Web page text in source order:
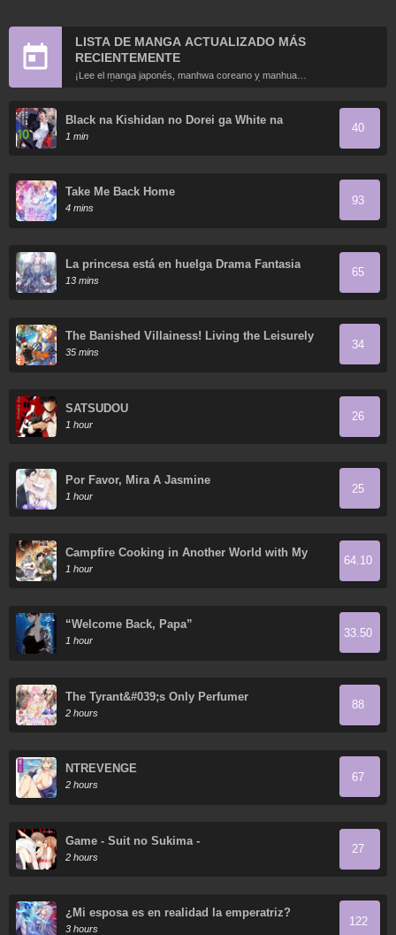
LISTA DE MANGA ACTUALIZADO MÁS
RECIENTEMENTE
¡Lee el manga japonés, manhwa coreano y manhua
chino más recientemente actualizados en línea gratis!
Black na Kishidan no Dorei ga White na
Boukensha Guild ni Hikinukarete S-Rank ni
Narimashita
1 min
40
Take Me Back Home
4 mins
93
La princesa está en huelga Drama Fantasia
13 mins
65
The Banished Villainess! Living the Leisurely
Life of a Nun Making Revolutionary Church
Food
35 mins
34
SATSUDOU
1 hour
26
Por Favor, Mira A Jasmine
1 hour
25
Campfire Cooking in Another World with My
Absurd Skill
1 hour
64.10
“Welcome Back, Papa”
1 hour
33.50
The Tyrant&#039;s Only Perfumer
2 hours
88
NTREVENGE
2 hours
67
Game - Suit no Sukima -
2 hours
27
¿Mi esposa es en realidad la emperatriz?
3 hours
122